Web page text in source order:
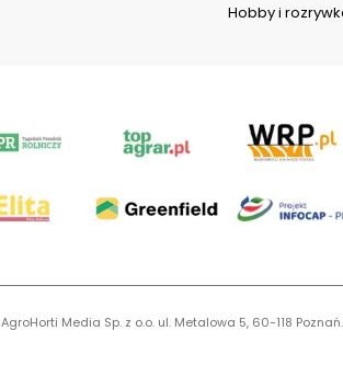
Hobby i
AgroHorti Media Sp. z o.o. ul. Metalowa 5, 60-118